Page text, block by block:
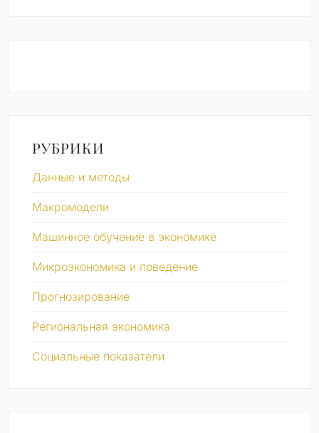
РУБРИКИ
Данные и методы
Макромодели
Машинное обучение в экономике
Микроэкономика и поведение
Прогнозирование
Региональная экономика
Социальные показатели